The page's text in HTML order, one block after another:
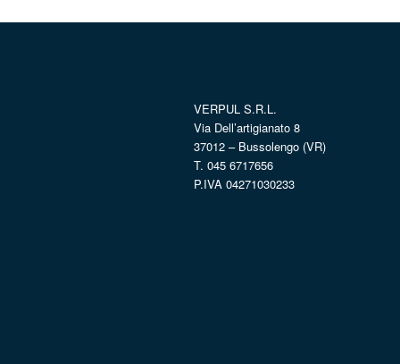
VERPUL S.R.L.
Via Dell’artigianato 8
37012 – Bussolengo (VR)
T. 045 6717656
P.IVA 04271030233